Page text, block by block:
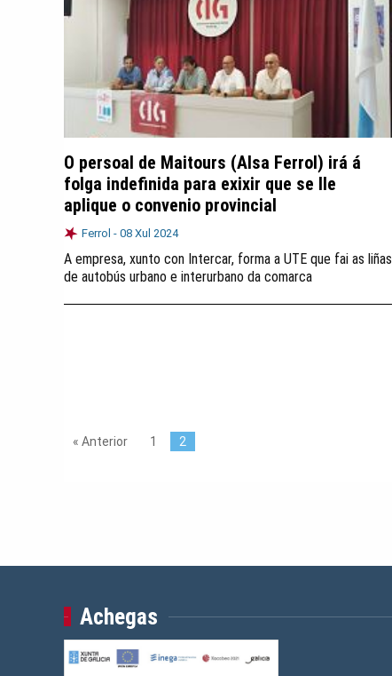
O persoal de Maitours (Alsa Ferrol) irá á
folga indefinida para exixir que se lle
aplique o convenio provincial
Ferrol - 08 Xul 2024
A empresa, xunto con Intercar, forma a UTE que fai as liñas
de autobús urbano e interurbano da comarca
« Anterior 1 2
Achegas